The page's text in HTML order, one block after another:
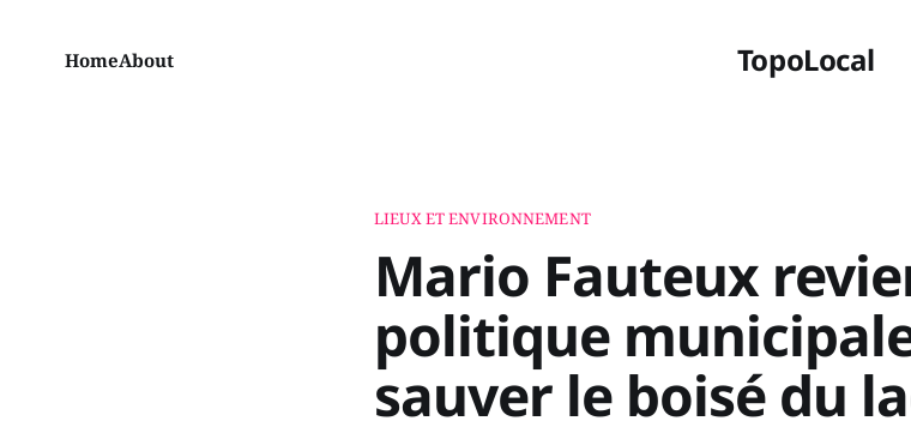
TopoLocal
HomeAbout
LIEUX ET ENVIRONNEMENT
Mario Fauteux
politique
sauver le boisé du